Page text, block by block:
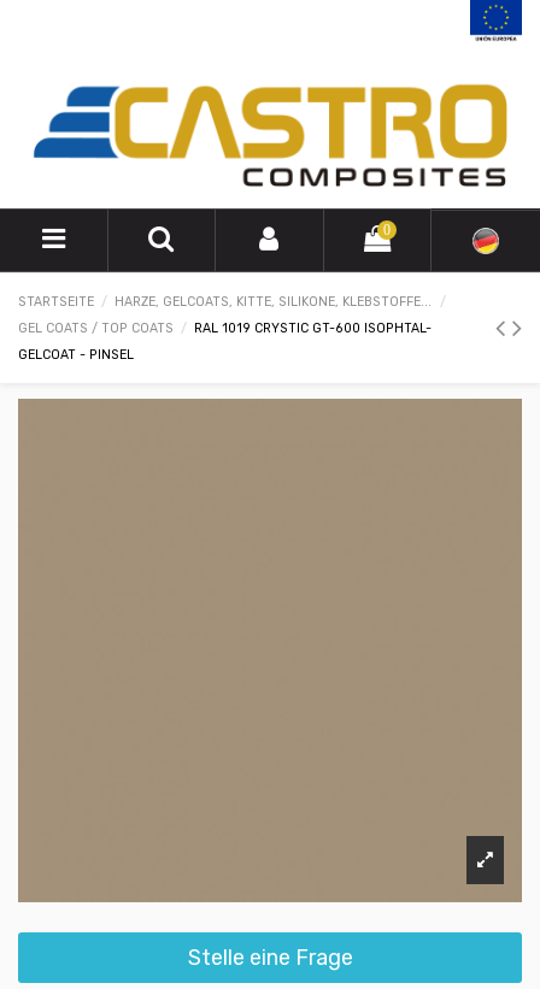
0
STARTSEITE
HARZE, GELCOATS, KITTE, SILIKONE, KLEBSTOFFE...
GEL COATS / TOP COATS
RAL 1019 CRYSTIC GT-600 ISOPHTAL-
GELCOAT - PINSEL
Stelle eine Frage